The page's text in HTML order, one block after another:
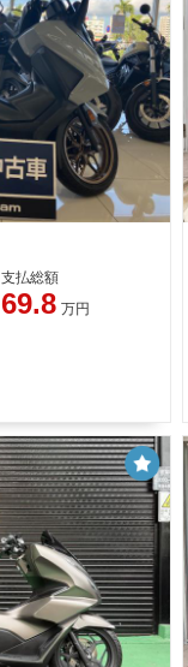
支払総額
69.8 万円